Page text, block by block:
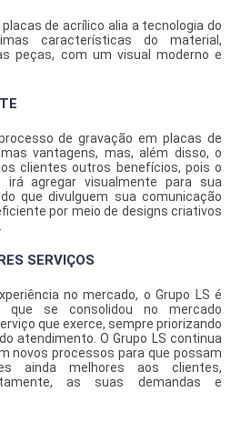
de acrílico alia a tecnologia do
características do material,
peças, com um visual moderno e
degravação em placas de
vantagens, mas, além disso, o
clientes outros benefícios, pois o
agregar visualmente para sua
que divulguem sua comunicação
por meio de designs criativos
SERVIÇOS
no mercado, o Grupo LS é
que se consolidou no mercado
que exerce, sempre priorizando
atendimento. O Grupo LS continua
novos processos para que possam
ainda melhores aos clientes,
as suas demandas e